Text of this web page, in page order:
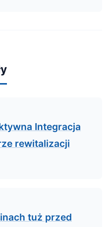
Integracja
rewitalizacji
tuż przed